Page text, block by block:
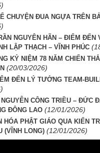
CHUYỆN ĐUA NGỰA TRÊN
NGUYÊN HÃN – ĐIỂM ĐẾN
LẬP THẠCH – VĨNH PHÚC
KỶ NIỆM 78 NĂM CHIẾN
(20/03/2026)
ĐẾN LÝ TƯỞNG TEAM-
CÔNG TRIỀU – ĐỨC
ĐÔNG LAO (12/01/2026)
HÓA PHẬT GIÁO QUA KIẾN
(VĨNH LONG) (12/01/2026)